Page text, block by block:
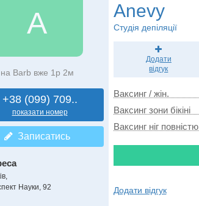
A
на Barb вже 1р 2м
+38 (099) 709..
показати номер
Записатись
Науки, 92
Anevy
Студія депіляції
Додати
відгук
Ваксинг / жін.
Ваксинг зони бікіні
Ваксинг ніг повністю
Додати відгук